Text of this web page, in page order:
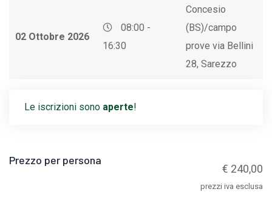
02 Ottobre 2026
08:00 -
16:30
Concesio
(BS)/campo
prove via Bellini
28, Sarezzo
Le iscrizioni sono aperte!
Prezzo per persona
€ 240,00
prezzi iva esclusa